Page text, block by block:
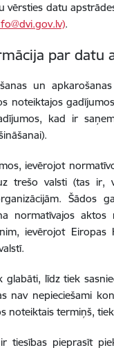
vērsties datu
.
par datu
un
noteiktajos
kad ir
ievērojot
trešo valsti (tas ir,
Šādos
normatīvajos
ievērojot
glabāti, līdz tiek
nav nepieciešami
noteiktais termiņš,
tiesības pieprasīt